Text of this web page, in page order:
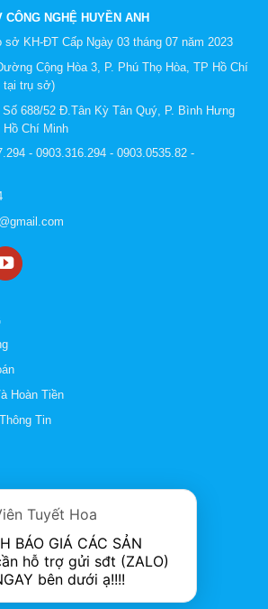
NGHỆ HUYỀN ANH
sở KH-ĐT Cấp Ngày 03 tháng 07 năm 2023
Cộng Hòa 3, P. Phú Thọ Hòa, TP Hồ Chí
tại trụ sở)
688/52 Đ.Tân Kỳ Tân Quý, P. Bình Hưng
Chí Minh
- 0903.316.294 - 0903.0535.82 -
Hoàn Tiền
Tin
Tuyết Hoa
BÁO GIÁ CÁC SẢN
hỗ trợ gửi sđt (ZALO)